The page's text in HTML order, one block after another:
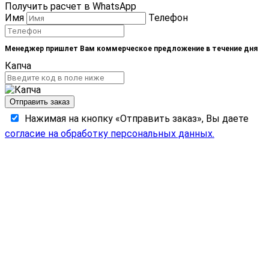
Получить расчет в WhatsApp
Имя
Телефон
Менеджер пришлет Вам коммерческое предложение в течение дня
Капча
Отправить заказ
Нажимая на кнопку «Отправить заказ», Вы даете
согласие на обработку персональных данных.